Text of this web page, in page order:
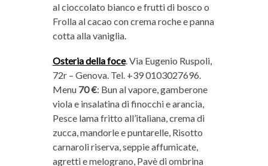
al cioccolato bianco e frutti di bosco o
Frolla al cacao con crema roche e panna
cotta alla vaniglia.
Osteria della foce. Via Eugenio Ruspoli,
72r – Genova. Tel. +39 0103027696.
Menu 70 €: Bun al vapore, gamberone
viola e insalatina di finocchi e arancia,
Pesce lama fritto all’italiana, crema di
zucca, mandorle e puntarelle, Risotto
carnaroli riserva, seppie affumicate,
agretti e melograno, Pavè di ombrina